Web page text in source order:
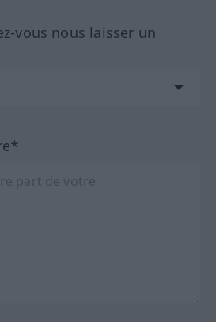
vous nous laisser un